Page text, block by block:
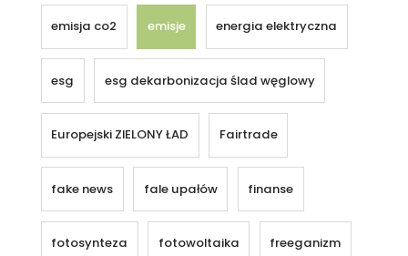
emisja co2 emisje energia elektryczna
esg esg dekarbonizacja ślad węglowy
Europejski ZIELONY ŁAD Fairtrade
fake news fale upałów finanse
fotosynteza fotowoltaika freeganizm